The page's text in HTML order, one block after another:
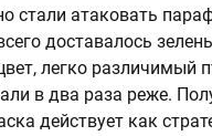
стали атаковать
доставалось
легко различимый
в два раза реже.
действует как